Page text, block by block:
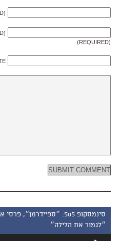
(REQUIRED)
סינמסקופ 505:
״לגמור את הלילה״